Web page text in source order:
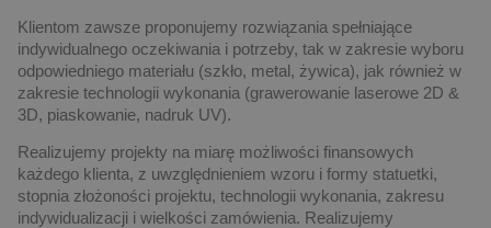
Klientom zawsze proponujemy rozwiązania spełniające
indywidualnego oczekiwania i potrzeby, tak w zakresie wyboru
odpowiedniego materiału (szkło, metal, żywica), jak również w
zakresie technologii wykonania (grawerowanie laserowe 2D &
3D, piaskowanie, nadruk UV).
Realizujemy projekty na miarę możliwości finansowych
każdego klienta, z uwzględnieniem wzoru i formy statuetki,
stopnia złożoności projektu, technologii wykonania, zakresu
indywidualizacji i wielkości zamówienia. Realizujemy